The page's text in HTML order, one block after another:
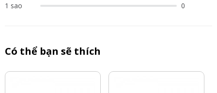
1 sao
0
Có thể bạn sẽ thích